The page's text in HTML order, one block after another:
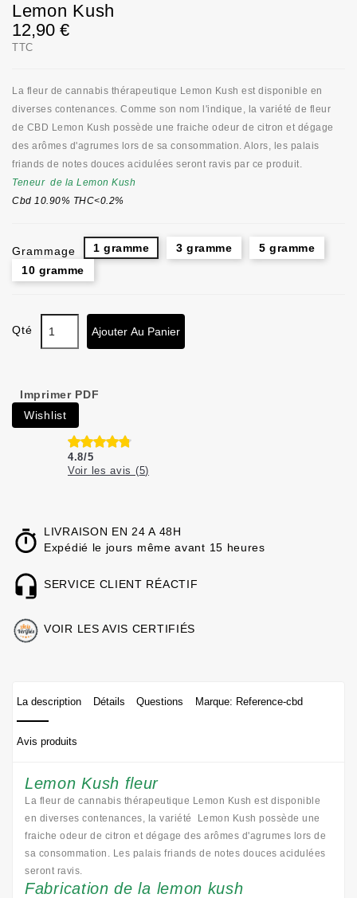
Lemon Kush
12,90 €
TTC
La fleur de cannabis thérapeutique Lemon Kush est disponible en
diverses contenances. Comme son nom l'indique, la variété de fleur
de CBD Lemon Kush possède une fraiche odeur de citron et dégage
des arômes d'agrumes lors de sa consommation. Alors, les palais
friands de notes douces acidulées seront ravis par ce produit.
Teneur de la Lemon Kush
Cbd 10.90% THC<0.2%
Grammage 1 gramme 3 gramme
5 gramme
10 gramme
Qté Ajouter Au Panier
Imprimer PDF
Wishlist
4.8/5
Voir les avis (5)
LIVRAISON EN 24 A 48H
Expédié le jours même avant 15 heures
SERVICE CLIENT RÉACTIF
VOIR LES AVIS CERTIFIÉS
La description Détails Questions Marque: Reference-cbd
Avis produits
Lemon Kush fleur
La fleur de cannabis thérapeutique Lemon Kush est disponible
en diverses contenances, la variété Lemon Kush possède une
fraiche odeur de citron et dégage des arômes d'agrumes lors de
sa consommation. Les palais friands de notes douces acidulées
seront ravis.
Fabrication de la lemon kush